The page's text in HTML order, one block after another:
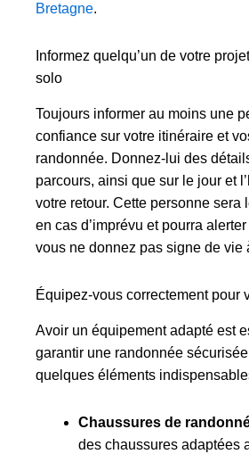
Bretagne.
Informez quelqu’un de votre
solo
Toujours informer au moins une
confiance sur votre itinéraire et
randonnée. Donnez-lui des
parcours, ainsi que sur le jour et
votre retour. Cette personne sera
en cas d’imprévu et pourra
vous ne donnez pas signe de vie
Équipez-vous correctement pour
Avoir un équipement adapté est
garantir une randonnée
quelques éléments
Chaussures de
des chaussures adaptées